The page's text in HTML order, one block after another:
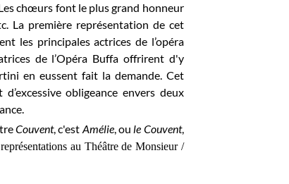
chœurs font le plus grand honneur
La première représentation de cet
les principales actrices de l’opéra
de l’Opéra Buffa offrirent d'y
en eussent fait la demande. Cet
obligeance envers deux
Couvent, c'est Amélie, oule Couvent,
représentations au Théâtre de Monsieur /